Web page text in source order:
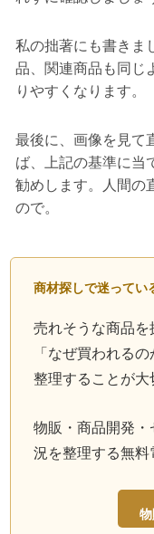
私の拙著にも書きま
品、関連商品も同じ
りやすくなります。
最後に、画像を見て
ば、上記の基準に当
勧めします。人間の
ので。
商材探しで迷ってい
売れそうな商品を
「なぜ買われる
整理することが大
物販・商品開発
況を整理する無料